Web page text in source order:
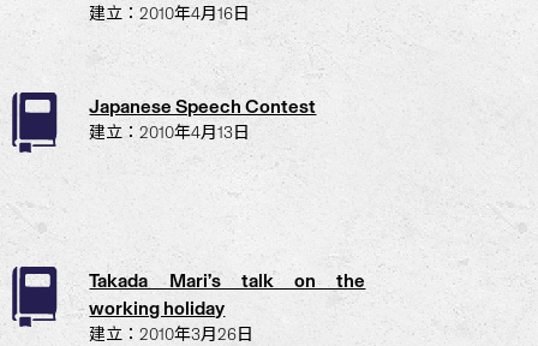
建立：2010年4月16日
Japanese Speech Contest
建立：2010年4月13日
Takada Mari’s talk on the
working holiday
建立：2010年3月26日